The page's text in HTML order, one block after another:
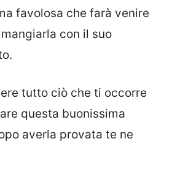
favolosa che farà venire
con il suo
tutto ciò che ti occorre
questa buonissima
averla provata te ne